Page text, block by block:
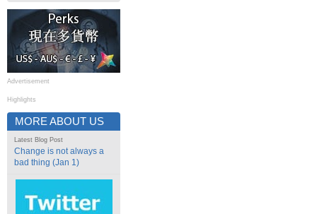
Advertisement
Highlights
MORE ABOUT US
Latest Blog Post
Change is not always a
bad thing (Jan 1)